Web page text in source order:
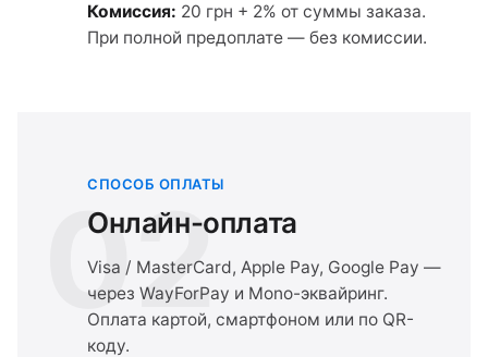
Комиссия: 20 грн + 2% от суммы заказа.
При полной предоплате — без комиссии.
02
СПОСОБ ОПЛАТЫ
Онлайн-оплата
Visa / MasterCard, Apple Pay, Google Pay —
через WayForPay и Mono-эквайринг.
Оплата картой, смартфоном или по QR-
коду.